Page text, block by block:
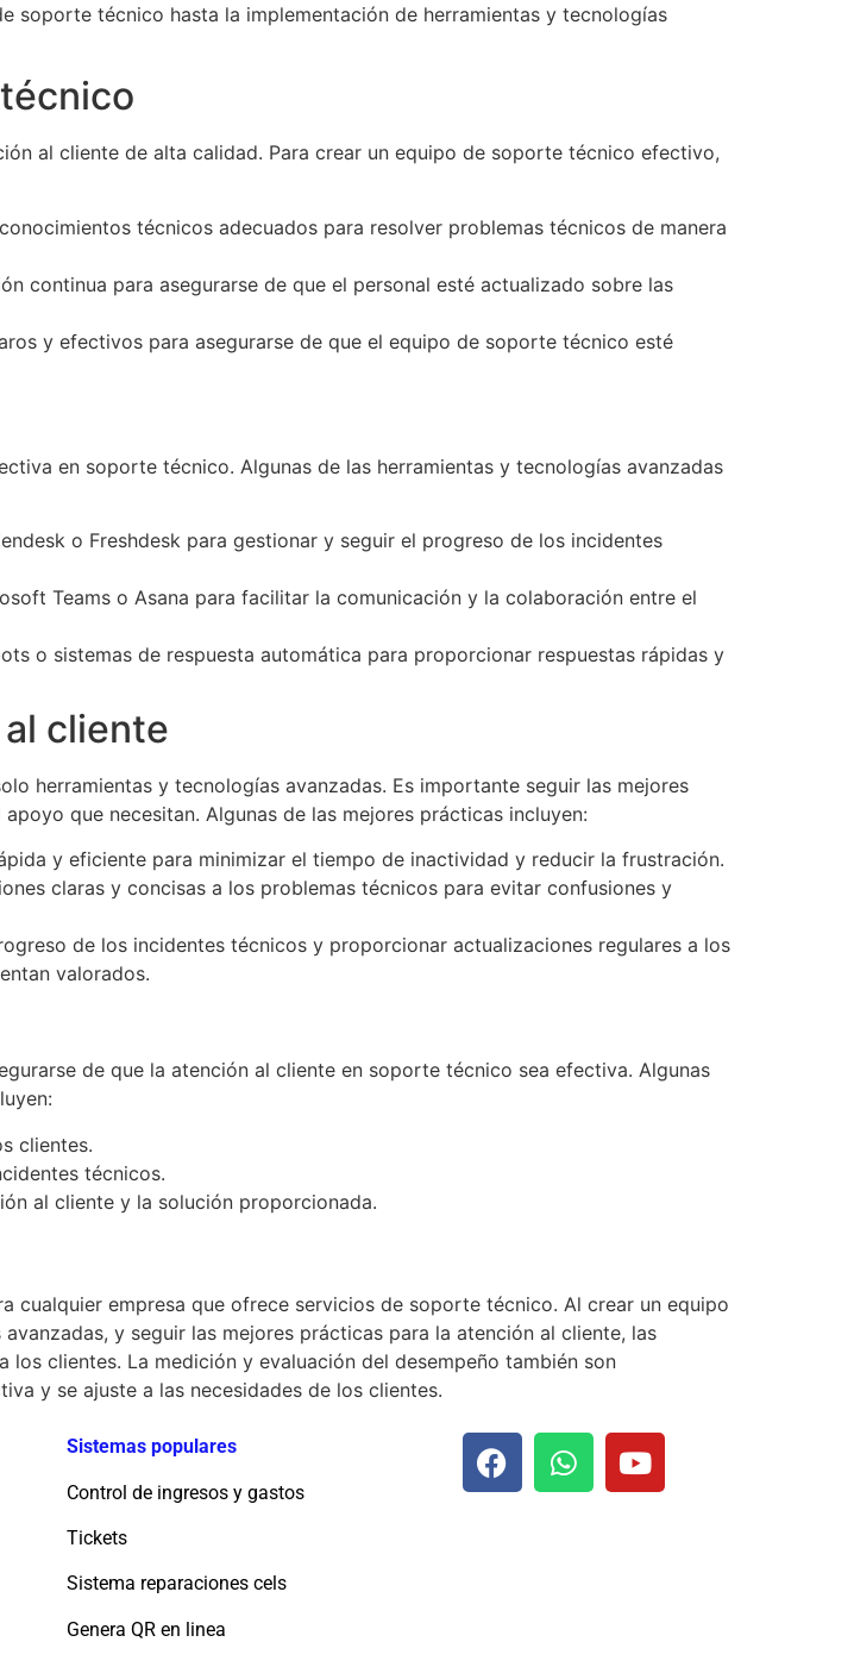
técnico hasta la implementación de herramientas y tecnologías
al cliente de alta calidad. Para crear un equipo de soporte técnico efectivo,
técnicos adecuados para resolver problemas técnicos de manera
continua para asegurarse de que el personal esté actualizado sobre las
y efectivos para asegurarse de que el equipo de soporte técnico esté
en soporte técnico. Algunas de las herramientas y tecnologías avanzadas
o Freshdesk para gestionar y seguir el progreso de los incidentes
Teams o Asana para facilitar la comunicación y la colaboración entre el
o sistemas de respuesta automática para proporcionar respuestas rápidas y
cliente
herramientas y tecnologías avanzadas. Es importante seguir las mejores
que necesitan. Algunas de las mejores prácticas incluyen:
y eficiente para minimizar el tiempo de inactividad y reducir la frustración.
claras y concisas a los problemas técnicos para evitar confusiones y
de los incidentes técnicos y proporcionar actualizaciones regulares a los
valorados.
de que la atención al cliente en soporte técnico sea efectiva. Algunas
clientes.
técnicos.
al cliente y la solución proporcionada.
empresa que ofrece servicios de soporte técnico. Al crear un equipo
y seguir las mejores prácticas para la atención al cliente, las
clientes. La medición y evaluación del desempeño también son
y se ajuste a las necesidades de los clientes.
Sistemas populares
Control de ingresos y gastos
Tickets
Sistema reparaciones cels
Genera QR en linea